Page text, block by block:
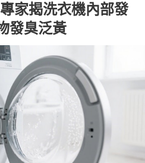
家揭洗衣機內部發
發臭泛黃